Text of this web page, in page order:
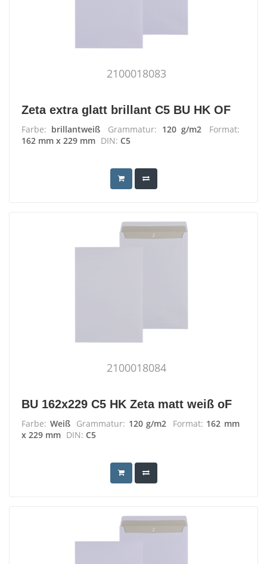
2100018083
Zeta extra glatt brillant C5 BU HK OF
Farbe: brillantweiß Grammatur: 120 g/m2
Format:
162 mm x 229 mm DIN: C5
2100018084
BU 162x229 C5 HK Zeta matt weiß oF
Farbe: Weiß Grammatur: 120 g/m2 Format: 162 mm
x 229 mm DIN: C5